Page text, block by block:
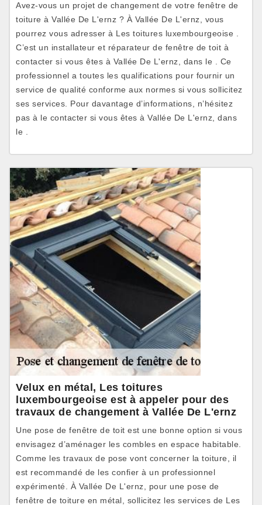
Avez-vous un projet de changement de votre fenêtre de
toiture à Vallée De L'ernz ? À Vallée De L'ernz, vous
pourrez vous adresser à Les toitures luxembourgeoise .
C’est un installateur et réparateur de fenêtre de toit à
contacter si vous êtes à Vallée De L'ernz, dans le . Ce
professionnel a toutes les qualifications pour fournir un
service de qualité conforme aux normes si vous sollicitez
ses services. Pour davantage d’informations, n’hésitez
pas à le contacter si vous êtes à Vallée De L'ernz, dans
le .
Velux en métal, Les toitures
luxembourgeoise est à appeler pour des
travaux de changement à Vallée De L'ernz
Une pose de fenêtre de toit est une bonne option si vous
envisagez d’aménager les combles en espace habitable.
Comme les travaux de pose vont concerner la toiture, il
est recommandé de les confier à un professionnel
expérimenté. À Vallée De L'ernz, pour une pose de
fenêtre de toiture en métal, sollicitez les services de Les